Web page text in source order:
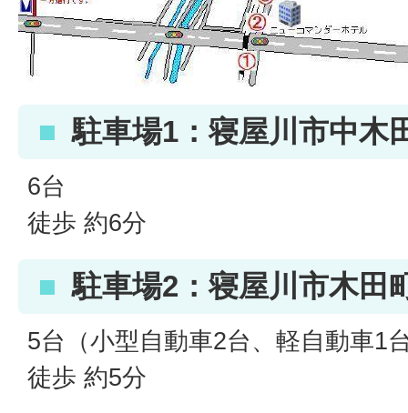
駐車場1：寝屋川市中木
6台
徒歩 約6分
駐車場2：寝屋川市木田
5台（小型自動車2台、軽自動車1
徒歩 約5分